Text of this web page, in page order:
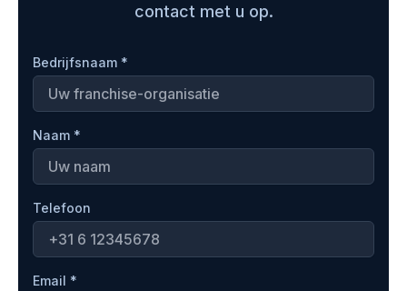
contact met u op.
Bedrijfsnaam *
Naam *
Telefoon
Email *